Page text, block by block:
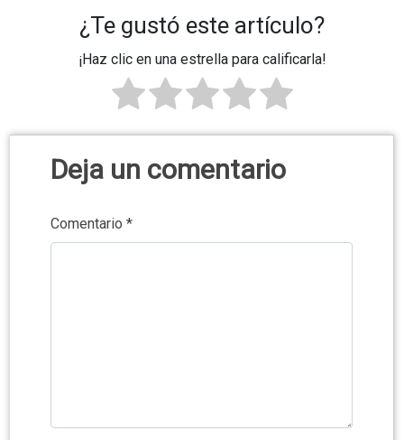
¿Te gustó este artículo?
¡Haz clic en una estrella para calificarla!
Deja un comentario
Comentario *